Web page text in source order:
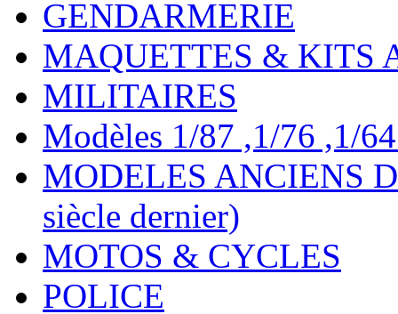
GENDARMERIE
MAQUETTES & KITS
MILITAIRES
Modèles 1/87 ,1/76 ,1/
MODELES ANCIENS
siècle dernier)
MOTOS & CYCLES
POLICE